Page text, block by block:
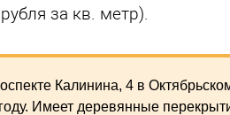
за кв. метр).
Калинина, 4 в
Имеет деревянные